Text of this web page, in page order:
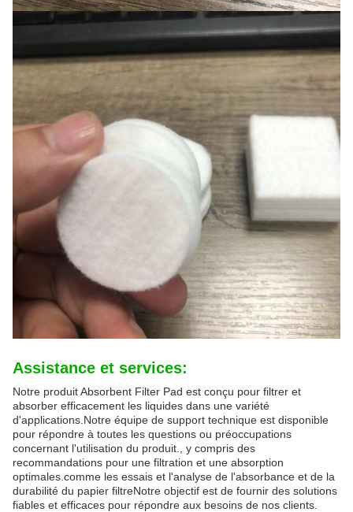
Assistance et services:
Notre produit Absorbent Filter Pad est conçu pour filtrer et
absorber efficacement les liquides dans une variété
d'applications.Notre équipe de support technique est disponible
pour répondre à toutes les questions ou préoccupations
concernant l'utilisation du produit., y compris des
recommandations pour une filtration et une absorption
optimales.comme les essais et l'analyse de l'absorbance et de la
durabilité du papier filtreNotre objectif est de fournir des solutions
fiables et efficaces pour répondre aux besoins de nos clients.